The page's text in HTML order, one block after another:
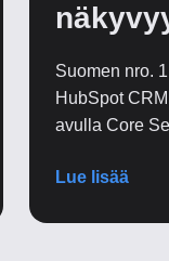
Suomen nro.
HubSpot
avulla Core
Lue lisää